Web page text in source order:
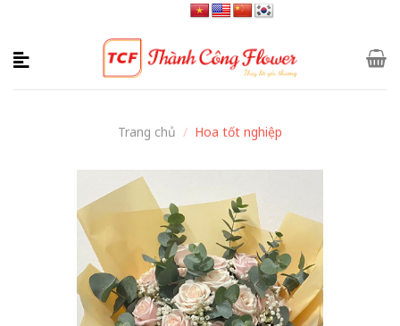
content
Trang chủ / Hoa tốt nghiệp